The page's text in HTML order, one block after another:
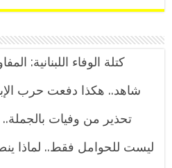
كتلة الوفاء اللبنانية:
شاهد.. هكذا دفعت حرب
تحذير من وفيات
ليست للحوامل فقط.. لماذا